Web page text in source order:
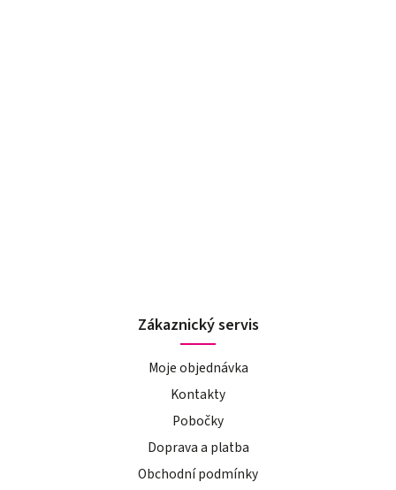
Zákaznický servis
Moje objednávka
Kontakty
Pobočky
Doprava a platba
Obchodní podmínky